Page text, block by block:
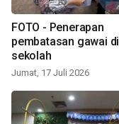
FOTO - Penerapan
pembatasan gawai di
sekolah
Jumat, 17 Juli 2026